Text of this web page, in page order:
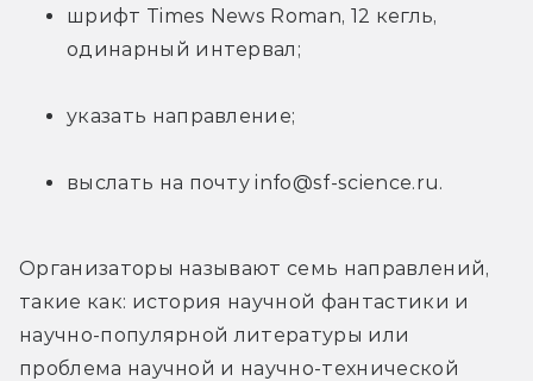
шрифт Times News Roman, 12 кегль,
одинарный интервал;
указать направление;
выслать на почту info@sf-science.ru.
Организаторы называют семь направлений,
такие как: история научной фантастики и
научно-популярной литературы или
проблема научной и научно-технической